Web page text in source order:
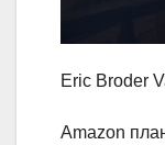
Eric Broder
Amazon